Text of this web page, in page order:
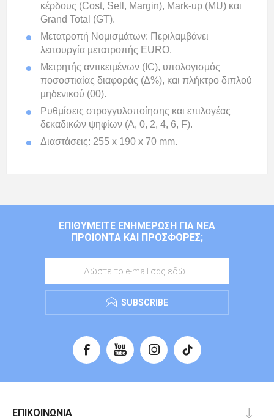
κέρδους (Cost, Sell, Margin), Mark-up (MU) και
Grand Total (GT).
Μετατροπή Νοµισµάτων: Περιλαµβάνει
λειτουργία µετατροπής EURO.
Μετρητής αντικειµένων (IC), υπολογισµός
ποσοστιαίας διαφοράς (Δ%), και πλήκτρο διπλού
µηδενικού (00).
Ρυθµίσεις στρογγυλοποίησης και επιλογέας
δεκαδικών ψηφίων (A, 0, 2, 4, 6, F).
Διαστάσεις: 255 x 190 x 70 mm.
ΕΠΙΘΥΜΕΊΤΕ ΕΝΗΜΈΡΩΣΗ ΓΙΑ ΝΈΑ
ΠΡΟΙΌΝΤΑ ΚΑΙ ΠΡΟΣΦΟΡΈΣ;
SUBSCRIBE
ΕΠΙΚΟΙΝΩΝΊΑ